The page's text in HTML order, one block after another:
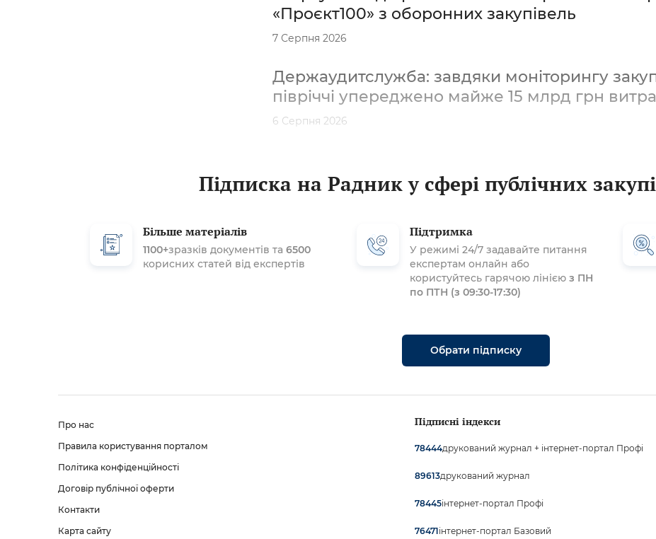
«Проєкт100» з оборонних закупівель
7 Серпня 2026
Держаудитслужба: завдяки моніторингу
півріччі упереджено майже 15 млрд грн
6 Серпня 2026
Підписка на Радник у сфері публічних
Більше матеріалів
1100+зразків документів та 6500
корисних статей від експертів
Підтримка
У режимі 24/7 задавайте питання
експертам онлайн або
користуйтесь гарячою лінією з ПН
по ПТН (з 09:30-17:30)
Обрати підписку
Про нас
Правила користування порталом
Політика конфіденційності
Договір публічної оферти
Контакти
Карта сайту
Підписні індекси
78444друкований журнал + інтернет-портал Профі
89613друкований журнал
78445інтернет-портал Профі
76471інтернет-портал Базовий